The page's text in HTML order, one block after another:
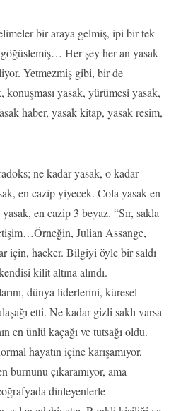
bir araya gelmiş, ipi bir tek
Her şey her an yasak
Yetmezmiş gibi, bir de
konuşması yasak, yürümesi yasak,
haber, yasak kitap, yasak resim,
ne kadar yasak, o kadar
en cazip yiyecek. Cola yasak en
en cazip 3 beyaz. “Sır, sakla
Julian Assange,
için, hacker. Bilgiyi öyle bir saldı
kilit altına alındı.
dünya liderlerini, küresel
etti. Ne kadar gizli saklı varsa
en ünlü kaçağı ve tutsağı oldu.
hayatın içine karışamıyor,
burnunu çıkaramıyor, ama
dinleyenlerle